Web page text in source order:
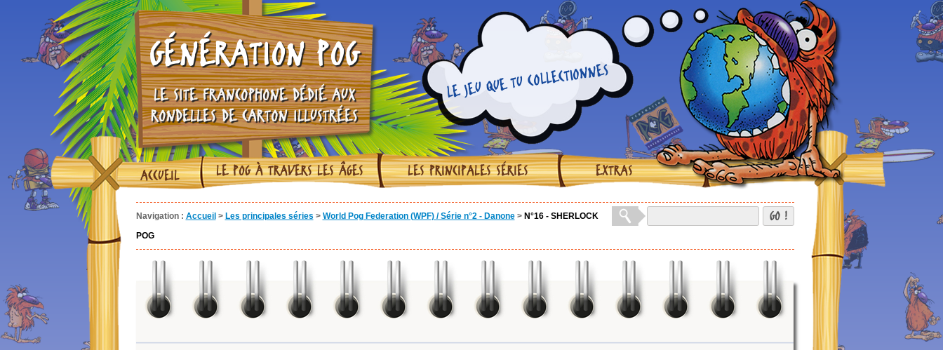
GÉNÉRATION POG
LE SITE FRANCOPHONE DÉDIÉ AUX
RONDELLES DE CARTON ILLUSTRÉES
LE JEU QUE TU COLLECTIONNES
ACCUEIL LE POG À TRAVERS LES ÂGES LES PRINCIPALES SÉRIES EXTRAS
Navigation : Accueil > Les principales séries > World Pog Federation (WPF) / Série n°2 - Danone > N°16 - SHERLOCK
POG
GO !